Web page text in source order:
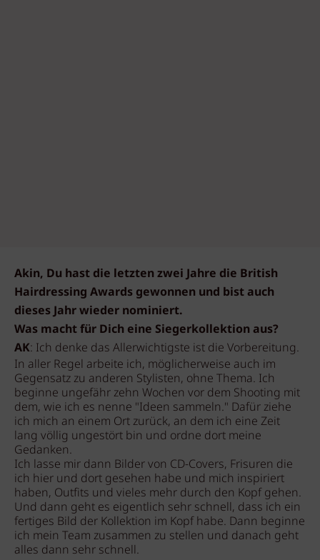
Akin, Du hast die letzten zwei Jahre die British
Hairdressing Awards gewonnen und bist auch
dieses Jahr wieder nominiert.
Was macht für Dich eine Siegerkollektion aus?
AK: Ich denke das Allerwichtigste ist die Vorbereitung.
In aller Regel arbeite ich, möglicherweise auch im
Gegensatz zu anderen Stylisten, ohne Thema. Ich
beginne ungefähr zehn Wochen vor dem Shooting mit
dem, wie ich es nenne "Ideen sammeln." Dafür ziehe
ich mich an einem Ort zurück, an dem ich eine Zeit
lang völlig ungestört bin und ordne dort meine
Gedanken.
Ich lasse mir dann Bilder von CD-Covers, Frisuren die
ich hier und dort gesehen habe und mich inspiriert
haben, Outfits und vieles mehr durch den Kopf gehen.
Und dann geht es eigentlich sehr schnell, dass ich ein
fertiges Bild der Kollektion im Kopf habe. Dann beginne
ich mein Team zusammen zu stellen und danach geht
alles dann sehr schnell.